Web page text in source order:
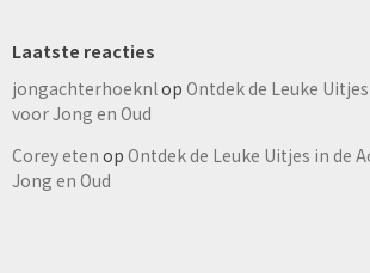
Laatste reacties
jongachterhoeknlop Ontdek de Leuke
voor Jong en Oud
Corey eten op Ontdek de Leuke Uitjes in de
Jong en Oud